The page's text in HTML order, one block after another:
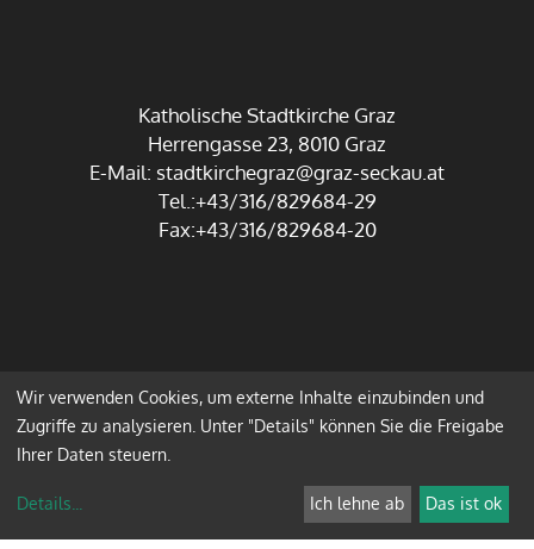
Katholische Stadtkirche Graz
Herrengasse 23, 8010 Graz
E-Mail: stadtkirchegraz@graz-seckau.at
Tel.:+43/316/829684-29
Fax:+43/316/829684-20
Impressum Datenschutz
Wir verwenden Cookies, um externe Inhalte einzubinden und
Zugriffe zu analysieren. Unter "Details" können Sie die Freigabe
Ihrer Daten steuern.
Details... Ich lehne ab Das ist ok